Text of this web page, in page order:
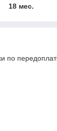
18 мес.
по